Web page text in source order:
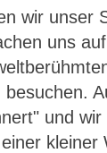
wir unser
uns
und wir
kleiner